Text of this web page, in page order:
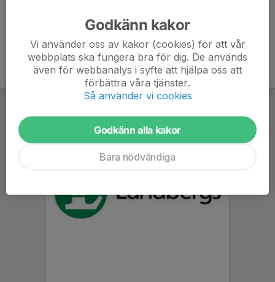
Godkänn kakor
Vi använder oss av kakor (cookies) för att vår
webbplats ska fungera bra för dig. De används
även för webbanalys i syfte att hjälpa oss att
förbättra våra tjänster.
Så använder vi cookies
Godkänn alla kakor
Bara nödvändiga